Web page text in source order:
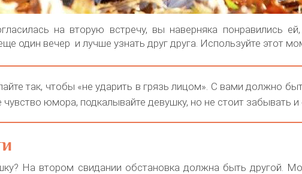
на вторую встречу, вы наверняка понравились
один вечер и лучше узнать друг друга. Используйте этот
так, чтобы «не ударить в грязь лицом». С вами должно
чувство юмора, подкалывайте девушку, но не стоит забывать
На втором свидании обстановка должна быть другой.